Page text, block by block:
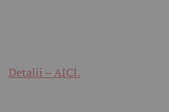
Detalii – AICI.